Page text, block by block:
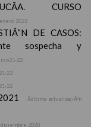
CURSO
2022
DE CASOS:
sospecha y
22
22
22
Ãšltima actualizaciÃ³n
diciembre 2020